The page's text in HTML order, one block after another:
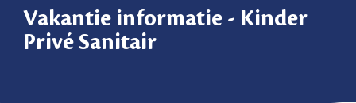
Vakantie informatie - Kinder
Privé Sanitair